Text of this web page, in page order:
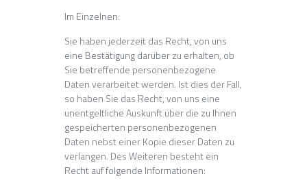
Im Einzelnen:
Sie haben jederzeit das Recht, von uns
eine Bestätigung darüber zu erhalten, ob
Sie betreffende personenbezogene
Daten verarbeitet werden. Ist dies der Fall,
so haben Sie das Recht, von uns eine
unentgeltliche Auskunft über die zu Ihnen
gespeicherten personenbezogenen
Daten nebst einer Kopie dieser Daten zu
verlangen. Des Weiteren besteht ein
Recht auf folgende Informationen: